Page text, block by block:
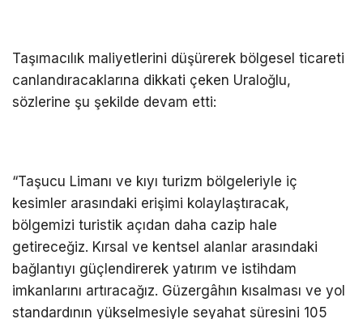
Taşımacılık maliyetlerini düşürerek bölgesel ticareti
canlandıracaklarına dikkati çeken Uraloğlu,
sözlerine şu şekilde devam etti:
“Taşucu Limanı ve kıyı turizm bölgeleriyle iç
kesimler arasındaki erişimi kolaylaştıracak,
bölgemizi turistik açıdan daha cazip hale
getireceğiz. Kırsal ve kentsel alanlar arasındaki
bağlantıyı güçlendirerek yatırım ve istihdam
imkanlarını artıracağız. Güzergâhın kısalması ve yol
standardının yükselmesiyle seyahat süresini 105